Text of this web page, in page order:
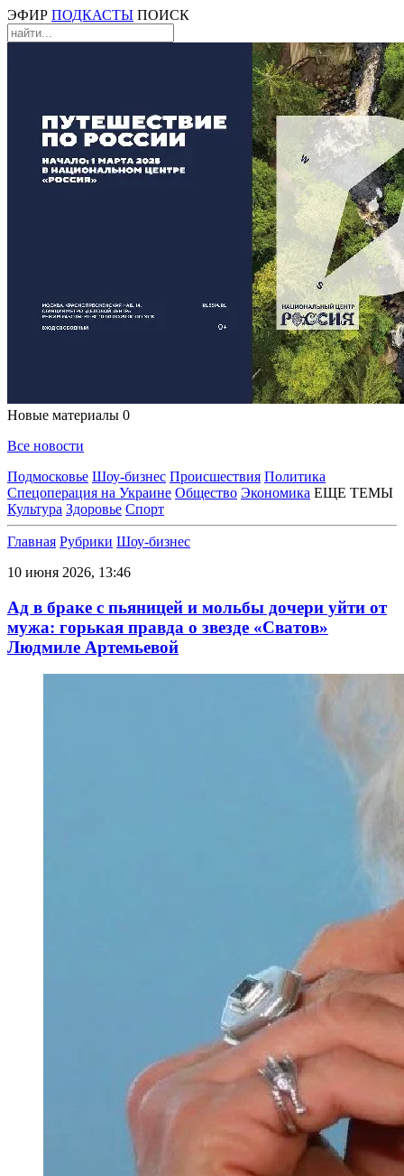
ЭФИР ПОДКАСТЫ ПОИСК
Новые материалы 0
Все новости
Подмосковье Шоу-бизнес Происшествия Политика
Спецоперация на Украине Общество Экономика ЕЩЕ ТЕМЫ
Культура Здоровье Спорт
Главная Рубрики Шоу-бизнес
10 июня 2026, 13:46
Ад в браке с пьяницей и мольбы дочери уйти от
мужа: горькая правда о звезде «Сватов»
Людмиле Артемьевой